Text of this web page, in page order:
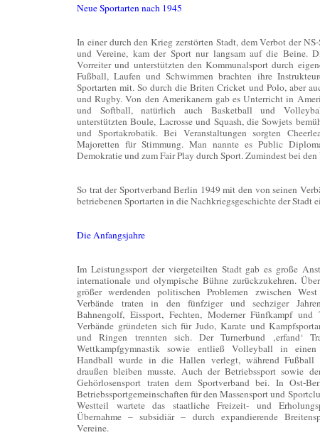
Neue Sportarten nach 1945
In einer durch den Krieg zerstörten Stadt, dem Verbot der
und Vereine, kam der Sport nur langsam auf die Beine.
Vorreiter und unterstützten den Kommunalsport durch
Fußball, Laufen und Schwimmen brachten ihre
Sportarten mit. So durch die Briten Cricket und Polo, aber
und Rugby. Von den Amerikanern gab es Unterricht in
und Softball, natürlich auch Basketball und
unterstützten Boule, Lacrosse und Squash, die Sowjets
und Sportakrobatik. Bei Veranstaltungen sorgten
Majoretten für Stimmung. Man nannte es Public
Demokratie und zum Fair Play durch Sport. Zumindest bei
So trat der Sportverband Berlin 1949 mit den von seinen
betriebenen Sportarten in die Nachkriegsgeschichte der Stadt
Die Anfangsjahre
Im Leistungssport der viergeteilten Stadt gab es große
internationale und olympische Bühne zurückzukehren.
größer werdenden politischen Problemen zwischen
Verbände traten in den fünfziger und sechziger
Bahnengolf, Eissport, Fechten, Moderner Fünfkampf und
Verbände gründeten sich für Judo, Karate und
und Ringen trennten sich. Der Turnerbund ‚erfand‘
Wettkampfgymnastik sowie entließ Volleyball in einen
Handball wurde in die Hallen verlegt, während Fußball
draußen bleiben musste. Auch der Betriebssport sowie
Gehörlosensport traten dem Sportverband bei. In Ost-
Betriebssportgemeinschaften für den Massensport und
Westteil wartete das staatliche Freizeit- und
Übernahme – subsidiär – durch expandierende
Vereine.